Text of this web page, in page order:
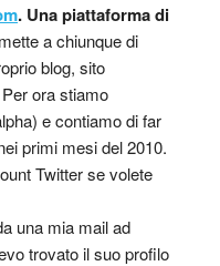
. Una piattaforma di
a chiunque di
blog, sito
ora stiamo
e contiamo di far
primi mesi del 2010.
Twitter se volete
una mia mail ad
trovato il suo profilo